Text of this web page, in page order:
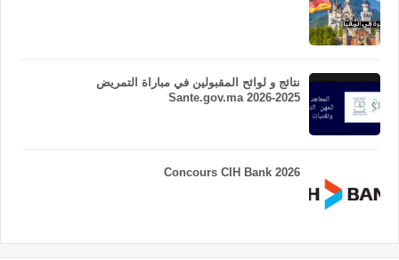
نتائج و لوائح المقبولين في مباراة التمريض
Sante.gov.ma 2026-2025
Concours CIH Bank 2026